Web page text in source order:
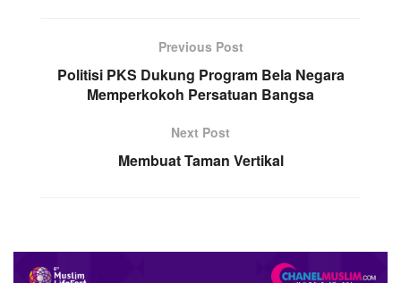
Previous Post
Politisi PKS Dukung Program Bela Negara
Memperkokoh Persatuan Bangsa
Next Post
Membuat Taman Vertikal